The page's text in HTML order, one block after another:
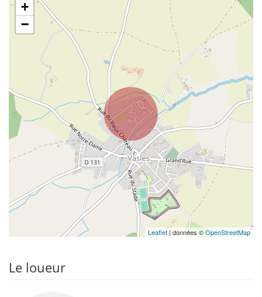
+
−
Leaflet| données ©OpenStreetMap
Le loueur